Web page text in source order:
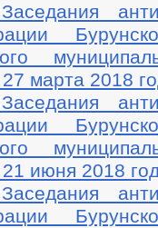
марта 2018
июня 2018